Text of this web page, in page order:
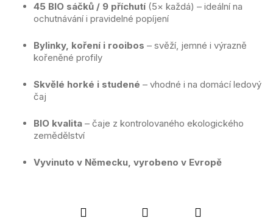
45 BIO sáčků / 9 příchutí (5× každá) – ideální na
ochutnávání i pravidelné popíjení
Bylinky, koření i rooibos – svěží, jemné i výrazně
kořeněné profily
Skvělé horké i studené – vhodné i na domácí ledový
čaj
BIO kvalita – čaje z kontrolovaného ekologického
zemědělství
Vyvinuto v Německu, vyrobeno v Evropě